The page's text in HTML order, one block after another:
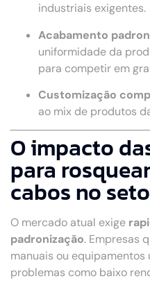
industriais exigentes.
Acabamento
uniformidade da
para competir em
Customização
ao mix de produtos
O impacto
para
cabos no
O mercado atual exige
padronização. Empresas
manuais ou
problemas como baixo